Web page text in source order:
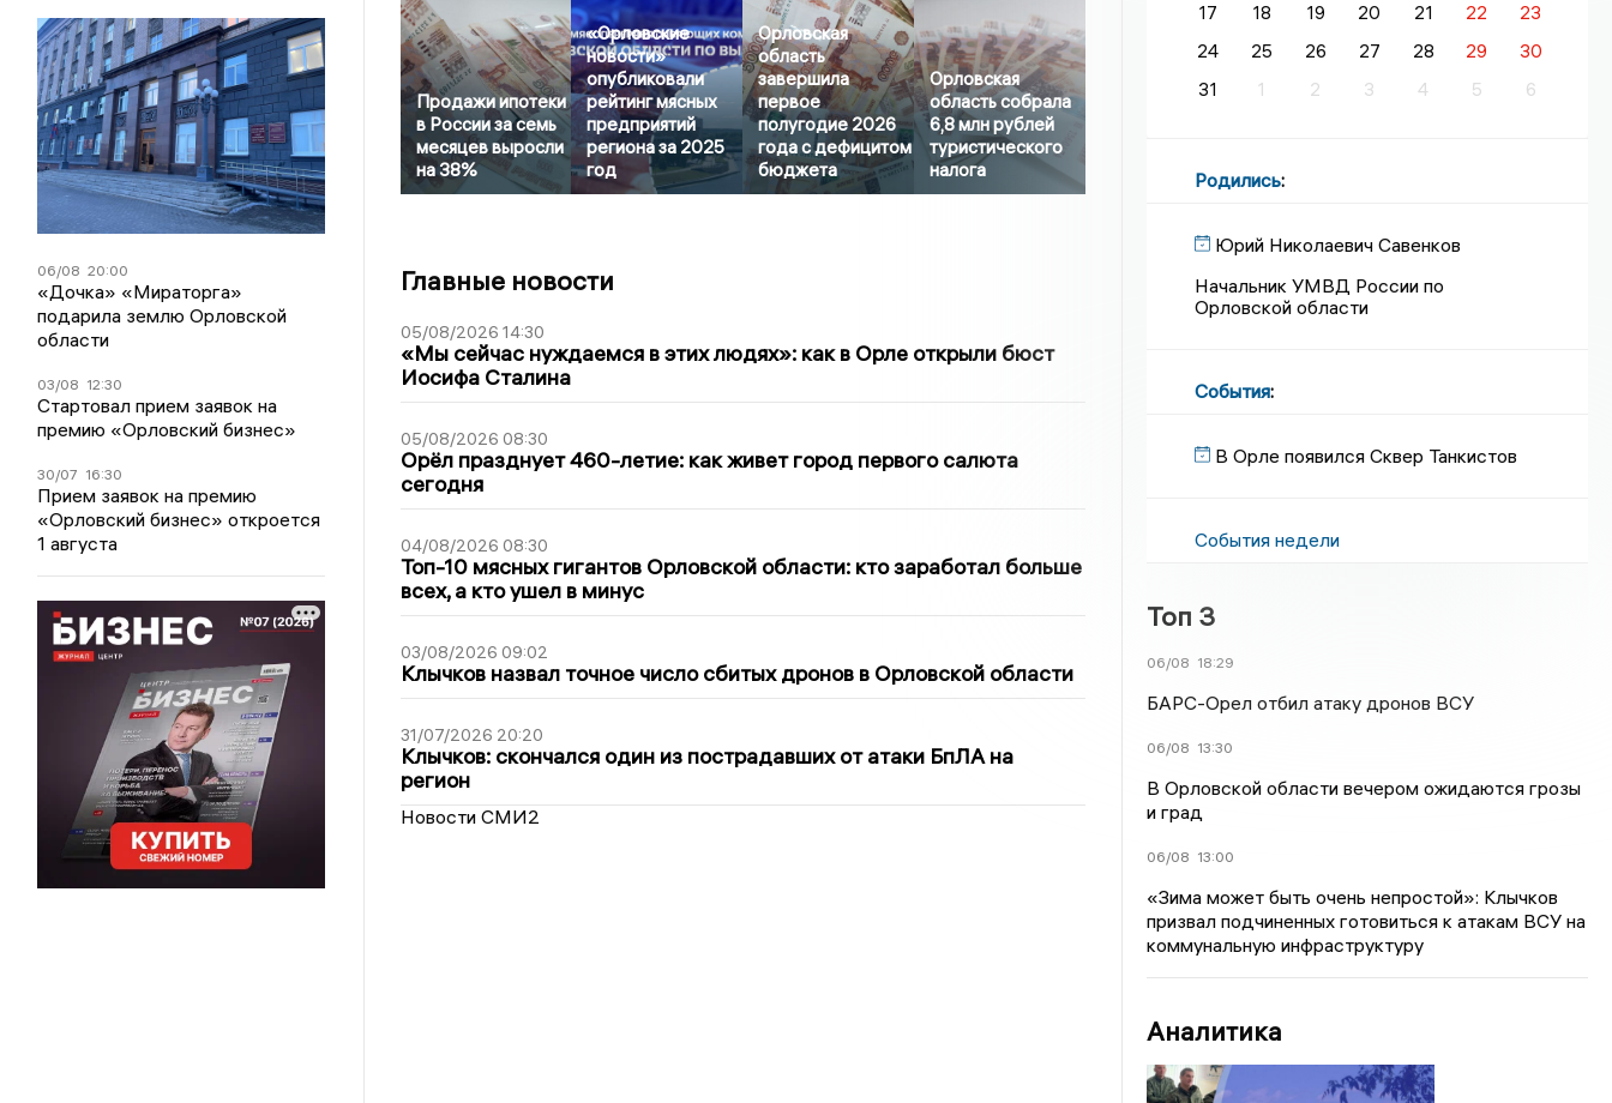
06/08 20:00
«Дочка» «Мираторга»
подарила землю Орловской
области
03/08 12:30
Стартовал прием заявок на
премию «Орловский бизнес»
30/07 16:30
Прием заявок на премию
«Орловский бизнес» откроется
1 августа
Продажи ипотеки
в России за семь
месяцев выросли
на 38%
«Орловские
новости»
опубликовали
рейтинг мясных
предприятий
региона за 2025
год
Орловская
область
завершила
первое
полугодие 2026
года с дефицитом
бюджета
Орловская
область собрала
6,8 млн рублей
туристического
налога
Главные новости
05/08/2026 14:30
«Мы сейчас нуждаемся в этих людях»: как в Орле открыли бюст
Иосифа Сталина
05/08/2026 08:30
Орёл празднует 460-летие: как живет город первого салюта
сегодня
04/08/2026 08:30
Топ-10 мясных гигантов Орловской области: кто заработал больше
всех, а кто ушел в минус
03/08/2026 09:02
Клычков назвал точное число сбитых дронов в Орловской области
31/07/2026 20:20
Клычков: скончался один из пострадавших от атаки БпЛА на
регион
Новости СМИ2
17
18 19 20 21 22
23
24
25 26 27 28 29
30
31
1 2 3 4 5 6
Родились:
Юрий Николаевич Савенков
Начальник УМВД России по
Орловской области
События:
В Орле появился Сквер Танкистов
События недели
Топ 3
06/08 18:29
БАРС-Орел отбил атаку дронов ВСУ
06/08 13:30
В Орловской области вечером ожидаются грозы
и град
06/08 13:00
«Зима может быть очень непростой»: Клычков
призвал подчиненных готовиться к атакам ВСУ на
коммунальную инфраструктуру
Аналитика